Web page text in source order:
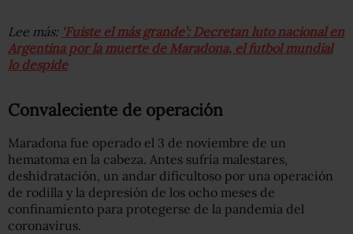
Lee más: ‘Fuiste el más grande’: Decretan luto nacional en
Argentina por la muerte de Maradona, el futbol mundial
lo despide
Convaleciente de operación
Maradona fue operado el 3 de noviembre de un
hematoma en la cabeza. Antes sufría malestares,
deshidratación, un andar dificultoso por una operación
de rodilla y la depresión de los ocho meses de
confinamiento para protegerse de la pandemia del
coronavirus.